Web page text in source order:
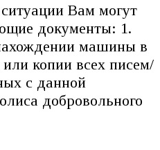
Вам могут
документы: 1.
машины в
копии всех писем/
с данной
добровольного